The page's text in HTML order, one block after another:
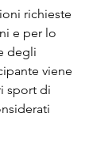
richieste
e per lo
degli
viene
sport di